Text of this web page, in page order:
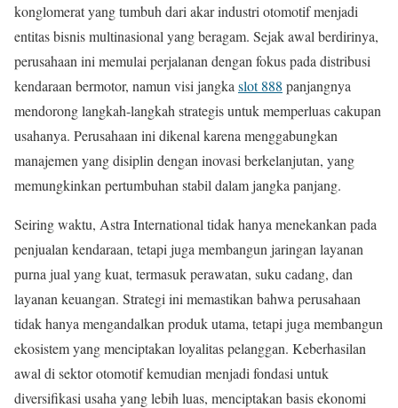
konglomerat yang tumbuh dari akar industri otomotif menjadi
entitas bisnis multinasional yang beragam. Sejak awal berdirinya,
perusahaan ini memulai perjalanan dengan fokus pada distribusi
kendaraan bermotor, namun visi jangka slot 888 panjangnya
mendorong langkah-langkah strategis untuk memperluas cakupan
usahanya. Perusahaan ini dikenal karena menggabungkan
manajemen yang disiplin dengan inovasi berkelanjutan, yang
memungkinkan pertumbuhan stabil dalam jangka panjang.
Seiring waktu, Astra International tidak hanya menekankan pada
penjualan kendaraan, tetapi juga membangun jaringan layanan
purna jual yang kuat, termasuk perawatan, suku cadang, dan
layanan keuangan. Strategi ini memastikan bahwa perusahaan
tidak hanya mengandalkan produk utama, tetapi juga membangun
ekosistem yang menciptakan loyalitas pelanggan. Keberhasilan
awal di sektor otomotif kemudian menjadi fondasi untuk
diversifikasi usaha yang lebih luas, menciptakan basis ekonomi